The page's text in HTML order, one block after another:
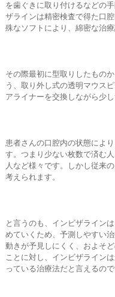
を歯ぐきに取り付けるなどの
ザラインは精密検査で得た口
殊なソフトにより、綿密な治
その際最初に型取りしたもの
う、取り外し式の透明マウス
アライナーを交換しながら少
患者さんの口腔内の状態によ
す。つまり少ない枚数で済む
人など様々です。しかし従来
考えられます。
と言うのも、インビザライン
めていくため、予測しやすい
動きが予見しにくく、およそ
ことに対し、インビザライン
っている治療法だと言えるので